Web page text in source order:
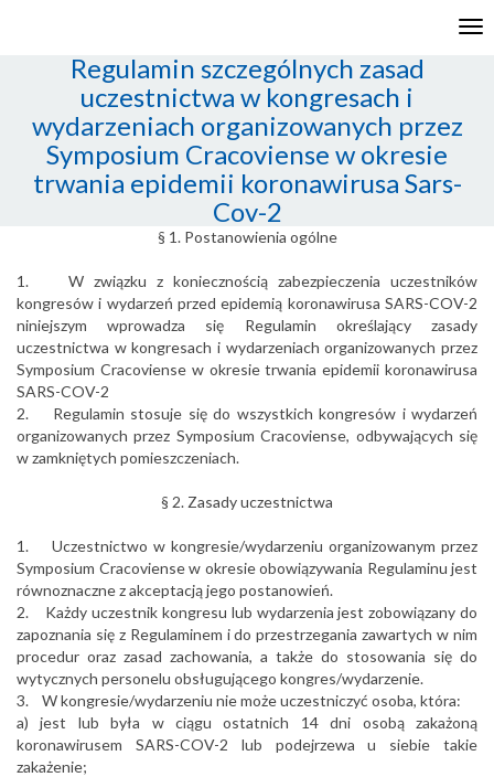
Regulamin szczególnych zasad
uczestnictwa w kongresach i
wydarzeniach organizowanych przez
Symposium Cracoviense w okresie
trwania epidemii koronawirusa Sars-
Cov-2
§ 1. Postanowienia ogólne
1. W związku z koniecznością zabezpieczenia uczestników
kongresów i wydarzeń przed epidemią koronawirusa SARS-COV-2
niniejszym wprowadza się Regulamin określający zasady
uczestnictwa w kongresach i wydarzeniach organizowanych przez
Symposium Cracoviense w okresie trwania epidemii koronawirusa
SARS-COV-2
2. Regulamin stosuje się do wszystkich kongresów i wydarzeń
organizowanych przez Symposium Cracoviense, odbywających się
w zamkniętych pomieszczeniach.
§ 2. Zasady uczestnictwa
1. Uczestnictwo w kongresie/wydarzeniu organizowanym przez
Symposium Cracoviense w okresie obowiązywania Regulaminu jest
równoznaczne z akceptacją jego postanowień.
2. Każdy uczestnik kongresu lub wydarzenia jest zobowiązany do
zapoznania się z Regulaminem i do przestrzegania zawartych w nim
procedur oraz zasad zachowania, a także do stosowania się do
wytycznych personelu obsługującego kongres/wydarzenie.
3. W kongresie/wydarzeniu nie może uczestniczyć osoba, która:
a) jest lub była w ciągu ostatnich 14 dni osobą zakażoną
koronawirusem SARS-COV-2 lub podejrzewa u siebie takie
zakażenie;